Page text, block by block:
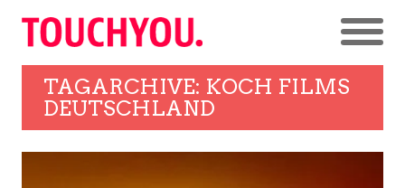
TAGARCHIVE: KOCH FILMS
DEUTSCHLAND